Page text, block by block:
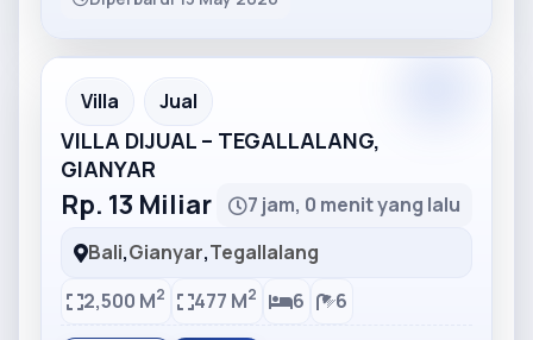
Partner Ad
Villa Jual
VILLA DIJUAL – TEGALLALANG,
GIANYAR
Rp. 13 Miliar
7 jam, 0 menit yang lalu
Bali,Gianyar,Tegallalang
2,500 M2 477 M2 6 6